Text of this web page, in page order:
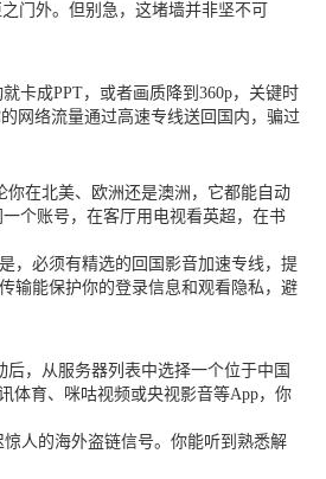
门外。但别急，这堵墙并非坚不可
卡成PPT，或者画质降到360p，关键时
网络流量通过高速专线送回国内，骗过
在北美、欧洲还是澳洲，它都能自动
个账号，在客厅用电视看英超，在书
，必须有精选的回国影音加速专线，提
输能保护你的登录信息和观看隐私，避
，从服务器列表中选择一个位于中国
体育、咪咕视频或央视影音等App，你
人的海外盗链信号。你能听到熟悉解